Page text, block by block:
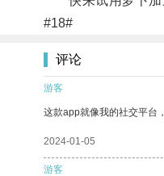
#18#
评论
游客
这款app就像我的社交平台
2024-01-05
游客